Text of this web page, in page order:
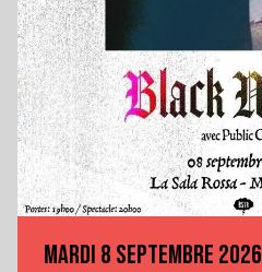
MARDI 8 SEPTEMBRE 2026